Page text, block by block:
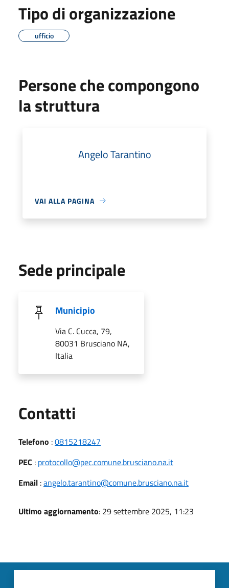
Tipo di organizzazione
ufficio
Persone che compongono
la struttura
Angelo Tarantino
VAI ALLA PAGINA
Sede principale
Municipio
Via C. Cucca, 79,
80031 Brusciano NA,
Italia
Contatti
Telefono :0815218247
PEC : protocollo@pec.comune.brusciano.na.it
Email :angelo.tarantino@comune.brusciano.na.it
Ultimo aggiornamento: 29 settembre 2025, 11:23